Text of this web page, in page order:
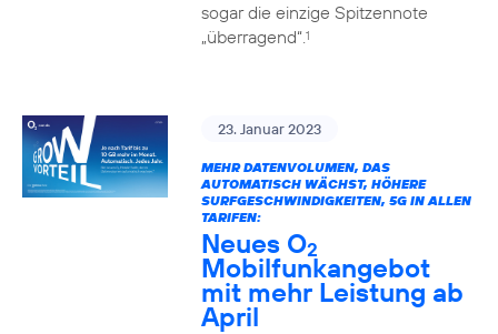
sogar die einzige Spitzennote
„überragend“.1
23. Januar 2023
MEHR DATENVOLUMEN, DAS
AUTOMATISCH WÄCHST, HÖHERE
SURFGESCHWINDIGKEITEN, 5G IN ALLEN
TARIFEN:
Neues O2
Mobilfunkangebot
mit mehr Leistung ab
April